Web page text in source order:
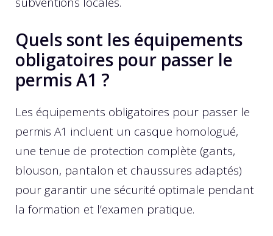
Quels sont les équipements
obligatoires pour passer le
permis A1 ?
Les équipements obligatoires pour passer le
permis A1 incluent un casque homologué,
une tenue de protection complète (gants,
blouson, pantalon et chaussures adaptés)
pour garantir une sécurité optimale pendant
la formation et l’examen pratique.